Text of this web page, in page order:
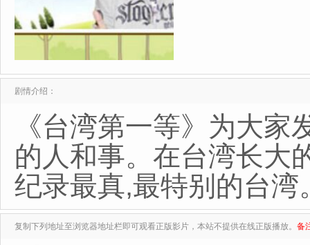
剧情介绍：
《台湾第一等》为大
的人和事。在台湾长大
纪录最真,最特别的台湾
复制下列地址至浏览器地址栏即可观看正版影片，本站不提供在线正版播放。 备